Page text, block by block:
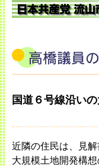
国道６号線沿い
近隣の住民は、見
大規模土地開発構